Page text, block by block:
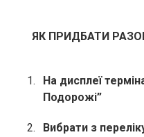
ЯК ПРИДБАТИ
На дисплеї
Подорожі”
Вибрати з